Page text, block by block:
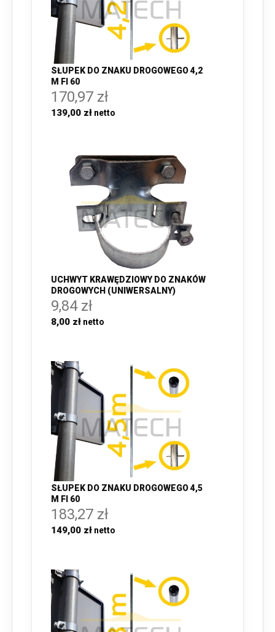
SŁUPEK DO ZNAKU DROGOWEGO 4,2
M FI 60
170,97 zł
139,00 zł
UCHWYT KRAWĘDZIOWY DO ZNAKÓW
DROGOWYCH (UNIWERSALNY)
9,84 zł
8,00 zł
SŁUPEK DO ZNAKU DROGOWEGO 4,5
M FI 60
183,27 zł
149,00 zł